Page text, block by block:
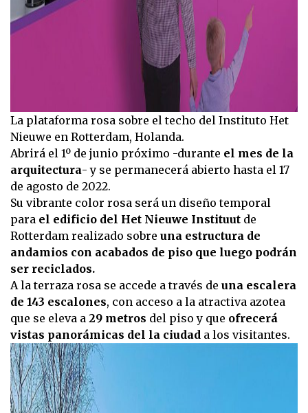
La plataforma rosa sobre el techo del Instituto Het
Nieuwe en Rotterdam, Holanda.
Abrirá el 1º de junio próximo -durante el mes de la
arquitectura- y se permanecerá abierto hasta el 17
de agosto de 2022.
Su vibrante color rosa será un diseño temporal
para el edificio del Het Nieuwe Instituut de
Rotterdam realizado sobre una estructura de
andamios con acabados de piso que luego podrán
ser reciclados.
A la terraza rosa se accede a través de una escalera
de 143 escalones, con acceso a la atractiva azotea
que se eleva a 29 metros del piso y que ofrecerá
vistas panorámicas del la ciudad a los visitantes.